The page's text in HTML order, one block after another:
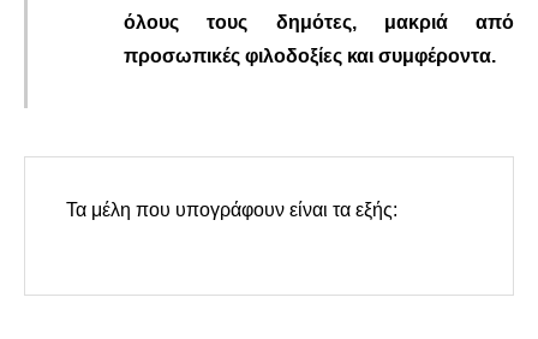
όλους τους δημότες, μακριά από
προσωπικές φιλοδοξίες και συμφέροντα.
Τα μέλη που υπογράφουν είναι τα εξής: